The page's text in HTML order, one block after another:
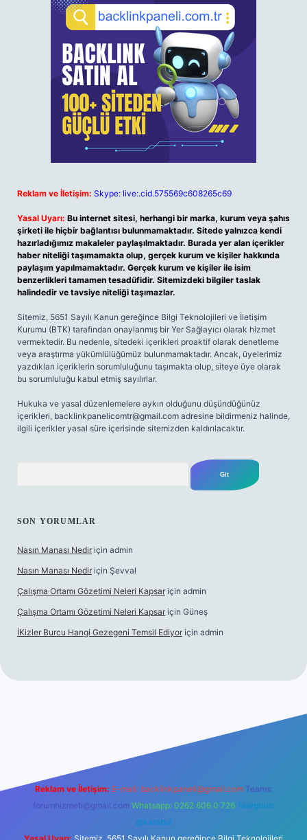
Reklam ve İletişim: Skype: live:.cid.575569c608265c69
Yasal Uyarı: Bu internet sitesi, herhangi bir marka, kurum veya şahıs
şirketi ile hiçbir bağlantısı bulunmamaktadır. Sitede yalnızca kendi
hazırladığımız makaleler paylaşılmaktadır. Burada yer alan içerikler
haber niteliği taşımamakta olup, gerçek kurum ve kişiler hakkında
paylaşım yapılmamaktadır. Gerçek kurum ve kişiler ile isim
benzerlikleri tamamen tesadüfidir. Sitemizdeki bilgiler taslak
halindedir ve tavsiye niteliği taşımazlar.
Sitemiz, 5651 Sayılı Kanun gereğince Bilgi Teknolojileri ve İletişim
Kurumu (BTK) tarafından onaylanmış bir Yer Sağlayıcı olarak hizmet
vermektedir. Bu nedenle, sitedeki içerikleri proaktif olarak denetleme
veya araştırma yükümlülüğümüz bulunmamaktadır. Ancak, üyelerimiz
yazdıkları içeriklerin sorumluluğunu taşımakta olup, siteye üye olarak
bu sorumluluğu kabul etmiş sayılırlar.
Hukuka ve yasal düzenlemelere aykırı olduğunu düşündüğünüz
içerikleri, backlinkpanelicomtr@gmail.com adresine bildirmeniz halinde,
ilgili içerikler yasal süre içerisinde sitemizden kaldırılacaktır.
SON YORUMLAR
Nasın Manası Nedir için admin
Nasın Manası Nedir için Şevval
Çalışma Ortamı Gözetimi Neleri Kapsar için admin
Çalışma Ortamı Gözetimi Neleri Kapsar için Güneş
İKizler Burcu Hangi Gezegeni Temsil Ediyor için admin
Reklam ve İletişim: E-mail: backlinkpaneli@gmail.com Teams:
forumhizmeti@gmail.com Whatsapp: 0262 606 0 726 Telegram:
@karabul